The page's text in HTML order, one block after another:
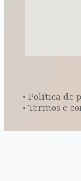
• Política de
• Termos e